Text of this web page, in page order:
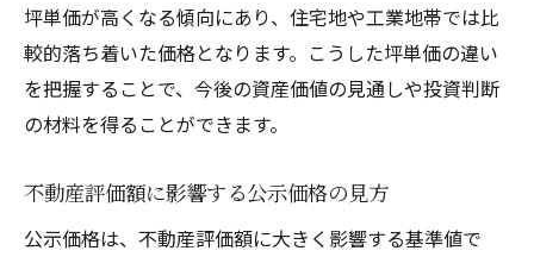
坪単価が高くなる傾向にあり、住宅地や工業地帯では比
較的落ち着いた価格となります。こうした坪単価の違い
を把握することで、今後の資産価値の見通しや投資判断
の材料を得ることができます。
不動産評価額に影響する公示価格の見方
公示価格は、不動産評価額に大きく影響する基準値で